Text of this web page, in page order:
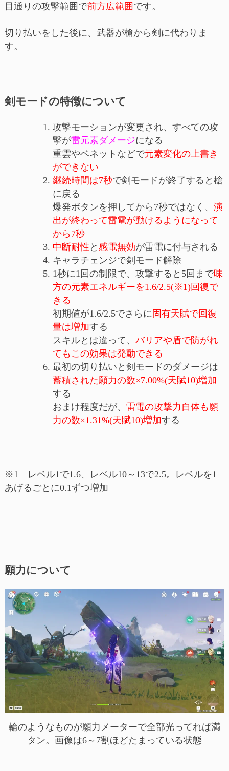
目通りの攻撃範囲で前方広範囲 です。
切り払いをした後に、武器が槍から剣に代わりま
す。
剣モードの特徴について
攻撃モーションが変更され、すべての攻
撃が雷元素ダメージになる
重雲やベネットなどで元素変化の上書き
ができない
継続時間は7秒で剣モードが終了すると槍
に戻る
爆発ボタンを押してから7秒ではなく、 演
出が終わって雷電が動けるようになって
から7秒
中断耐性 と 感電無効が雷電に付与される
キャラチェンジで剣モード解除
1秒に1回の制限で、攻撃すると5回まで味
方の元素エネルギーを1.6/2.5(※1)回復で
きる
初期値が1.6/2.5でさらに 固有天賦で回復
量は増加する
スキルとは違って、 バリアや盾で防がれ
てもこの効果は発動できる
最初の切り払いと剣モードのダメージは
蓄積された願力の数×7.00%(天賦10)増加
する
おまけ程度だが、 雷電の攻撃力自体も願
力の数×1.31%(天賦10)増加する
※1 レベル1で1.6、レベル10～13で2.5。レベルを1
あげるごとに0.1ずつ増加
願力について
輪のようなものが願力メーターで全部光ってれば満
タン。画像は6～7割ほどたまっている状態